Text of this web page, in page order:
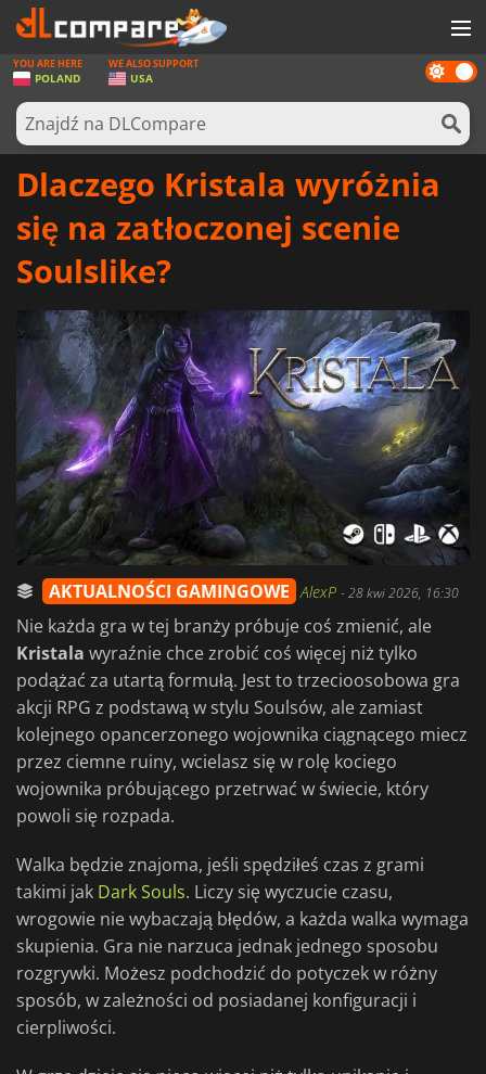
GRY
KARTY DO GIER
OPROGRAMOWANIE
SPRZĘT KOMPUTEROWY
ZALOGUJ SIĘ LUB ZAREJESTRUJ
Dark
mode
YOU ARE HERE
POLAND
WE ALSO SUPPORT
USA
Dlaczego Kristala wyróżnia
się na zatłoczonej scenie
Soulslike?
AKTUALNOŚCI GAMINGOWE AlexP -28 kwi 2026, 16:30
Nie każda gra w tej branży próbuje coś zmienić, ale
Kristala wyraźnie chce zrobić coś więcej niż tylko
podążać za utartą formułą. Jest to trzecioosobowa gra
akcji RPG z podstawą w stylu Soulsów, ale zamiast
kolejnego opancerzonego wojownika ciągnącego miecz
przez ciemne ruiny, wcielasz się w rolę kociego
wojownika próbującego przetrwać w świecie, który
powoli się rozpada.
Walka będzie znajoma, jeśli spędziłeś czas z grami
takimi jak Dark Souls. Liczy się wyczucie czasu,
wrogowie nie wybaczają błędów, a każda walka wymaga
skupienia. Gra nie narzuca jednak jednego sposobu
rozgrywki. Możesz podchodzić do potyczek w różny
sposób, w zależności od posiadanej konfiguracji i
cierpliwości.